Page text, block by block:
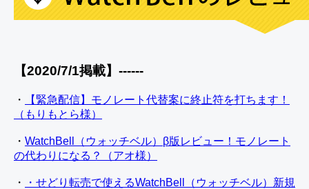
【2020/7/1掲載】------
・
【緊急配信】モノレート代替案に終止符を打ちます！
（もりもとら様）
・ WatchBell（ウォッチベル）β版レビュー！モノレート
の代わりになる？（アオ様）
・
・せどり転売で使えるWatchBell（ウォッチベル）新規